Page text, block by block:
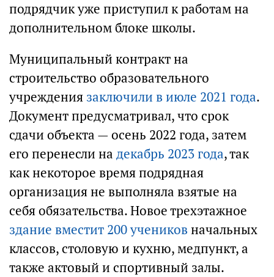
подрядчик уже приступил к работам на
дополнительном блоке школы.
Муниципальный контракт на
строительство образовательного
учреждения заключили в июле 2021 года.
Документ предусматривал, что срок
сдачи объекта — осень 2022 года, затем
его перенесли на декабрь 2023 года, так
как некоторое время подрядная
организация не выполняла взятые на
себя обязательства. Новое трехэтажное
здание вместит 200 учеников начальных
классов, столовую и кухню, медпункт, а
также актовый и спортивный залы.